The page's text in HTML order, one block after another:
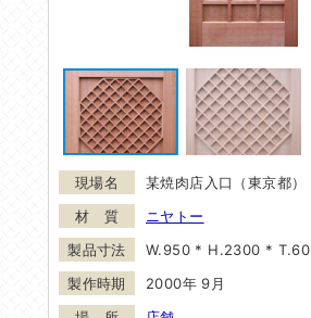
某焼肉店入口（東京都）
ニヤトー
W.950 * H.2300 * T.60
2000年 9月